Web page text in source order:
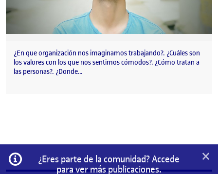
¿En que organización nos imaginamos trabajando?. ¿Cuáles son
los valores con los que nos sentimos cómodos?. ¿Cómo tratan a
las personas?. ¿Donde…
Información
¿Eres parte de la comunidad? Accede
para ver más publicaciones.
×